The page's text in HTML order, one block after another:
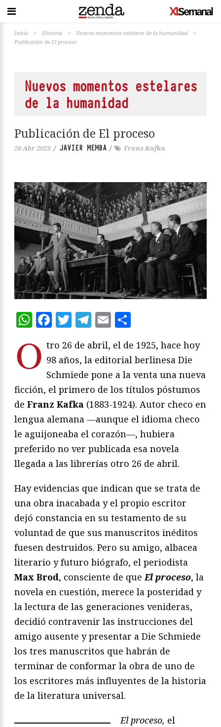
Inicio > Historia > Nuevos momentos estelares de la humanidad
>
Publicación de El proceso
Nuevos momentos estelares
de la humanidad
Publicación de El proceso
26 Abr 2023 / JAVIER MEMBA / Franz Kafka
WhatsApp
Facebook
Twitter
Telegram
Email
O tro 26 de abril, el de 1925, hace hoy
98 años, la editorial berlinesa Die
Schmiede pone a la venta una nueva
ficción, el primero de los títulos póstumos
de Franz Kafka (1883-1924). Autor checo en
lengua alemana —aunque el idioma checo
le aguijoneaba el corazón—, hubiera
preferido no ver publicada esa novela
llegada a las librerías otro 26 de abril.
Hay evidencias que indican que se trata de
una obra inacabada y el propio escritor
dejó constancia en su testamento de su
voluntad de que sus manuscritos inéditos
fuesen destruidos. Pero su amigo, albacea
literario y futuro biógrafo, el periodista
Max Brod, consciente de que El proceso, la
novela en cuestión, merece la posteridad y
la lectura de las generaciones venideras,
decidió contravenir las instrucciones del
amigo ausente y presentar a Die Schmiede
los tres manuscritos que habrán de
terminar de conformar la obra de uno de
los escritores más influyentes de la historia
de la literatura universal.
El proceso, el